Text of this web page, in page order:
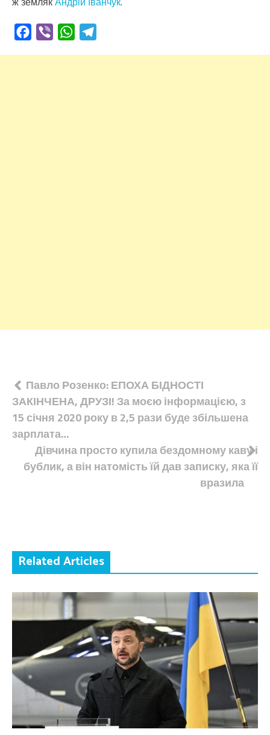
Facebook
Viber WhatsApp
Навігація
записів
Павло Розенко: ЕПОХА БІДНОСТІ
ЗАКІНЧЕНА, ДРУЗІ! За моєю інформацією, з
15 січня 2020 року в 2,5 рази буде збільшена
зарплата…
Дівчина просто купила бездомному каву і
бублик, а він натомість їй дав записку, яка її
вразила
Related Articles